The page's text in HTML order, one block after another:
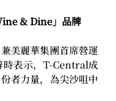
& Dine」品牌
美麗華集團首席營運
時表示，T-Central成
者力量，為尖沙咀中